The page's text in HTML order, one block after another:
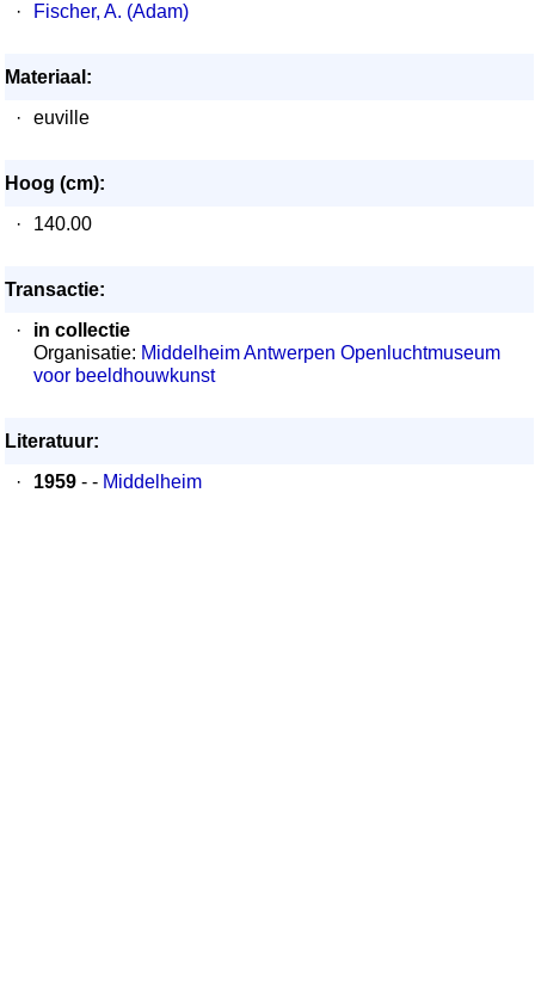
·
Fischer, A. (Adam)
Materiaal:
·
euville
Hoog (cm):
·
140.00
Transactie:
·
in collectie
Organisatie: Middelheim Antwerpen Openluchtmuseum
voor beeldhouwkunst
Literatuur:
·
1959 - - Middelheim